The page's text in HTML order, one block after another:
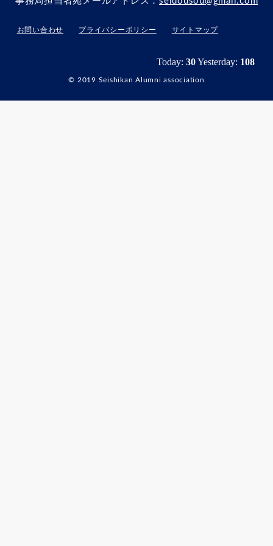
お問い合わせ プライバシーポリシー サイトマップ
© 2019 Seishikan Alumni association